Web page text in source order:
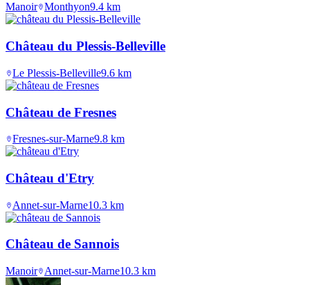
Manoir Monthyon9.4 km
Château du Plessis-Belleville
Le Plessis-Belleville9.6 km
Château de Fresnes
Fresnes-sur-Marne9.8 km
Château d'Etry
Annet-sur-Marne10.3 km
Château de Sannois
Manoir Annet-sur-Marne10.3 km